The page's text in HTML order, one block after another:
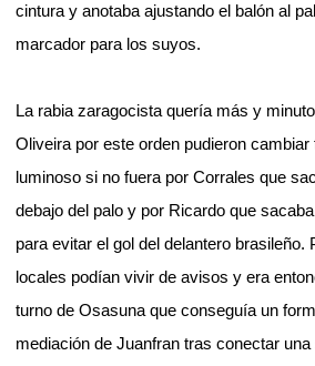
cintura y anotaba ajustando el balón al
marcador para los suyos.
La rabia zaragocista quería más y
Oliveira por este orden pudieron cambiar
luminoso si no fuera por Corrales que
debajo del palo y por Ricardo que
para evitar el gol del delantero brasileño.
locales podían vivir de avisos y era
turno de Osasuna que conseguía un
mediación de Juanfran tras conectar